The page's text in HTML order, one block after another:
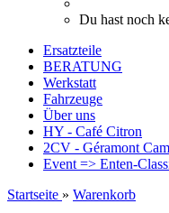
Du hast noch
Ersatzteile
BERATUNG
Werkstatt
Fahrzeuge
Über uns
HY - Café Citron
2CV - Géramont
Event => Enten-
Startseite » Warenkorb